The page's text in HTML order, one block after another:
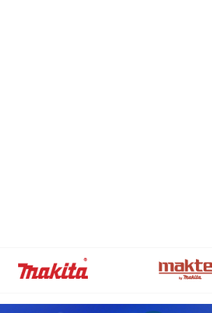
tình trạng máy hoạt động quá tải.